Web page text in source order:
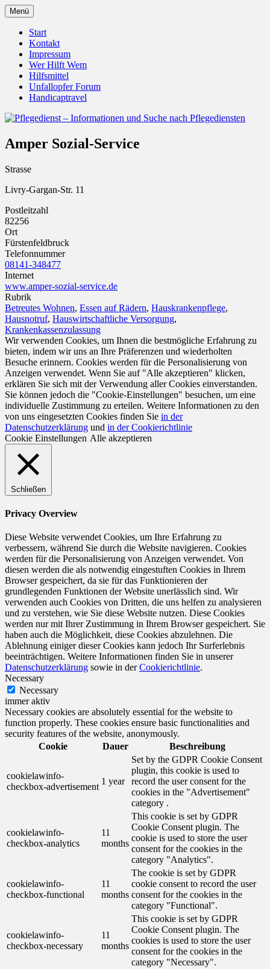
Zum
Inhalt
springen
Pflegedienst – Informationen
und Suche nach Pflegediensten
Unfallopfer – Hilfswerk
Menü
Start
Kontakt
Impressum
Wer Hilft Wem
Hilfsmittel
Unfallopfer Forum
Handicaptravel
Amper Sozial-Service
Strasse
Livry-Gargan-Str. 11
Postleitzahl
82256
Ort
Fürstenfeldbruck
Telefonnummer
08141-348477
Internet
www.amper-sozial-service.de
Rubrik
Betreutes Wohnen, Essen auf Rädern, Hauskrankenpflege,
Hausnotruf, Hauswirtschaftliche Versorgung,
Krankenkassenzulassung
Wir verwenden Cookies, um Ihnen die bestmögliche Erfahrung zu
bieten, indem wir uns an Ihre Präferenzen und wiederholten
Besuche erinnern. Cookies werden für die Personalisierung von
Anzeigen verwendet. Wenn Sie auf "Alle akzeptieren" klicken,
erklären Sie sich mit der Verwendung aller Cookies einverstanden.
Sie können jedoch die "Cookie-Einstellungen" besuchen, um eine
individuelle Zustimmung zu erteilen. Weitere Informationen zu den
von uns eingesetzten Cookies finden Sie in der
Datenschutzerklärung und in der Cookierichtlinie
Cookie Einstellungen Alle akzeptieren
Schließen
Privacy Overview
Diese Website verwendet Cookies, um Ihre Erfahrung zu
verbessern, während Sie durch die Website navigieren. Cookies
werden für die Personalisierung von Anzeigen verwendet. Von
diesen werden die als notwendig eingestuften Cookies in Ihrem
Browser gespeichert, da sie für das Funktionieren der
grundlegenden Funktionen der Website unerlässlich sind. Wir
verwenden auch Cookies von Dritten, die uns helfen zu analysieren
und zu verstehen, wie Sie diese Website nutzen. Diese Cookies
werden nur mit Ihrer Zustimmung in Ihrem Browser gespeichert. Sie
haben auch die Möglichkeit, diese Cookies abzulehnen. Die
Ablehnung einiger dieser Cookies kann jedoch Ihr Surferlebnis
beeinträchtigen. Weitere Informationen finden Sie in unserer
Datenschutzerklärung sowie in derCookierichtlinie.
Necessary
Necessary
immer aktiv
Necessary cookies are absolutely essential for the website to
function properly. These cookies ensure basic functionalities and
security features of the website, anonymously.
Cookie
Dauer Beschreibung
cookielawinfo-
checkbox-advertisement
1 year
Set by the GDPR Cookie Consent
plugin, this cookie is used to
record the user consent for the
cookies in the "Advertisement"
category .
cookielawinfo-
checkbox-analytics
11
months
This cookie is set by GDPR
Cookie Consent plugin. The
cookie is used to store the user
consent for the cookies in the
category "Analytics".
cookielawinfo-
checkbox-functional
11
months
The cookie is set by GDPR
cookie consent to record the user
consent for the cookies in the
category "Functional".
cookielawinfo-
checkbox-necessary
11
months
This cookie is set by GDPR
Cookie Consent plugin. The
cookies is used to store the user
consent for the cookies in the
category "Necessary".